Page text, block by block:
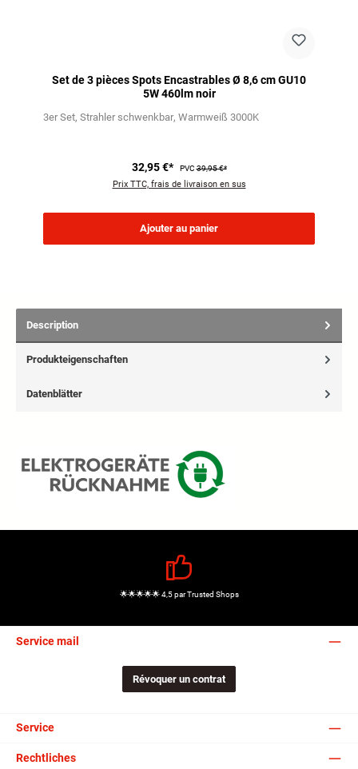
Set de 3 pièces Spots Encastrables Ø 8,6 cm GU10
5W 460lm noir
3er Set Strahler schwenkbar Warmweiß 3000K
32,95 €* PVC39,95 €*
Prix TTC, frais de livraison en sus
Ajouter au panier
Description
Produkteigenschaften
Datenblätter
🌟🌟🌟🌟🌟 4,5 par Trusted Shops
Service mail
Révoquer un contrat
Service
Rechtliches